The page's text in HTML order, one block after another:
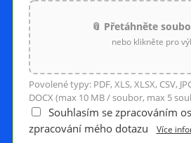
📎 Přetáhněte
nebo klikněte pro
Povolené typy: PDF, XLS, XLSX, CSV,
DOCX (max 10 MB / soubor, max 5
Souhlasím se zpracováním
zpracování mého dotazu
Více